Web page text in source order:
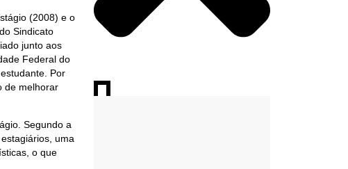
(2008) e o
Sindicato
junto aos
Federal do
Por
de melhorar
Segundo a
uma
o que